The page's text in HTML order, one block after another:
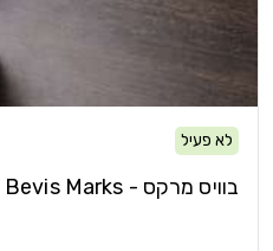
לא פעיל
בוויס מרקס - Bevis Marks